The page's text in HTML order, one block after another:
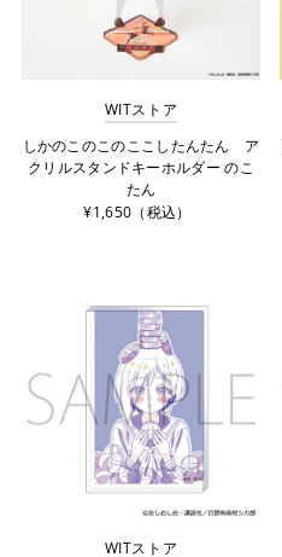
WITストア
しかのこのこのここしたんたん ア
クリルスタンドキーホルダー のこ
たん
¥1,650（税込）
WITストア